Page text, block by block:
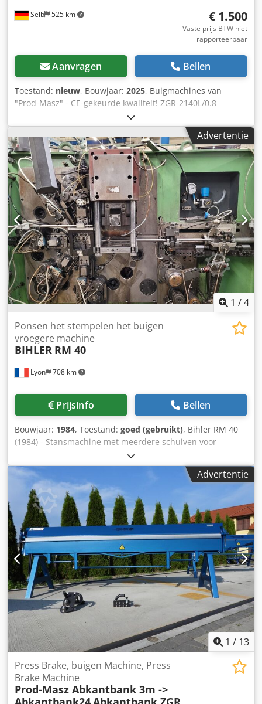
Selb 525 km € 1.500
Vaste prijs BTW niet
rapporteerbaar
Aanvragen Bellen
Toestand: nieuw, Bouwjaar: 2025, Buigmachines van
"Prod-Masz" - CE-gekeurde kwaliteit! ZGR-2140L/0.8
Buighoek: 160 graden Technische gegevens: - maximale
werkbreedte: 2140 mm - Buigvermogen: tot 0,8 mm
(plaatstaal) - Titanium-zinkplaat 0,8 mm, aluminiumplaat
1,2 mm koperplaat 1,25 mm - Buighoek: max. 160 graden -
Dikte buigbalk: 15 mm - de snede met de rollenschaar over
de gehele werkbreedte - het optillen van de bovenbalk in
drie posities Dcodpfx Aob Hxzyjixek - Slag bovenbalk: 80
mm - Hoekweergave - Gewicht: ca. 180 kg - De machine
voldoet aan de CE-richtlijnen en heeft 12 maanden
garantie. - Rollenschaar – max. snijvermogen 0,8 mm
(plaatstaal) plus 350 euro Prijs: € 1.500,00 Bezorgkosten: €
180,00 Contant bij bezorging! Levering: elke week Facturen
worden opgemaakt met 0% BTW als intracommunautaire
levering of met 19% BTW. Wij horen graag van u!
Advertentie
1 /4
Lyon 708 km
Ponsen het stempelen het buigen
vroegere machine
BIHLER RM 40
Prijsinfo Bellen
Bouwjaar: 1984, Toestand: goed (gebruikt), Bihler RM 40
(1984) - Stansmachine met meerdere schuiven voor
stansen en buigen. Dcsdpfxeh T Ulyo Aixek De machine is
afgebeeld met 5 schuiven, maar een 6e is beschikbaar.
Verschillende omslagen voor band of draad zijn
beschikbaar. Machine met 8-tons pers en 5 of 6 geleiders -
hydraulische klemming voor draad of band. Een machine
indien uitgerust met een extra aanvoersysteem vanaf de
achterzijde van de machine, door het middengat.
Advertentie
1 / 13
Press Brake, buigen Machine, Press
Brake Machine
Prod-Masz Abkantbank 3m ->